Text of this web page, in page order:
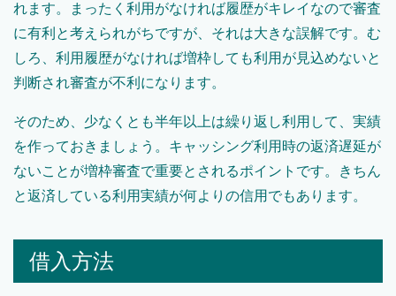
れます。まったく利用がなければ履歴がキレイなので審査
に有利と考えられがちですが、それは大きな誤解です。む
しろ、利用履歴がなければ増枠しても利用が見込めないと
判断され審査が不利になります。
そのため、少なくとも半年以上は繰り返し利用して、実績
を作っておきましょう。キャッシング利用時の返済遅延が
ないことが増枠審査で重要とされるポイントです。きちん
と返済している利用実績が何よりの信用でもあります。
借入方法